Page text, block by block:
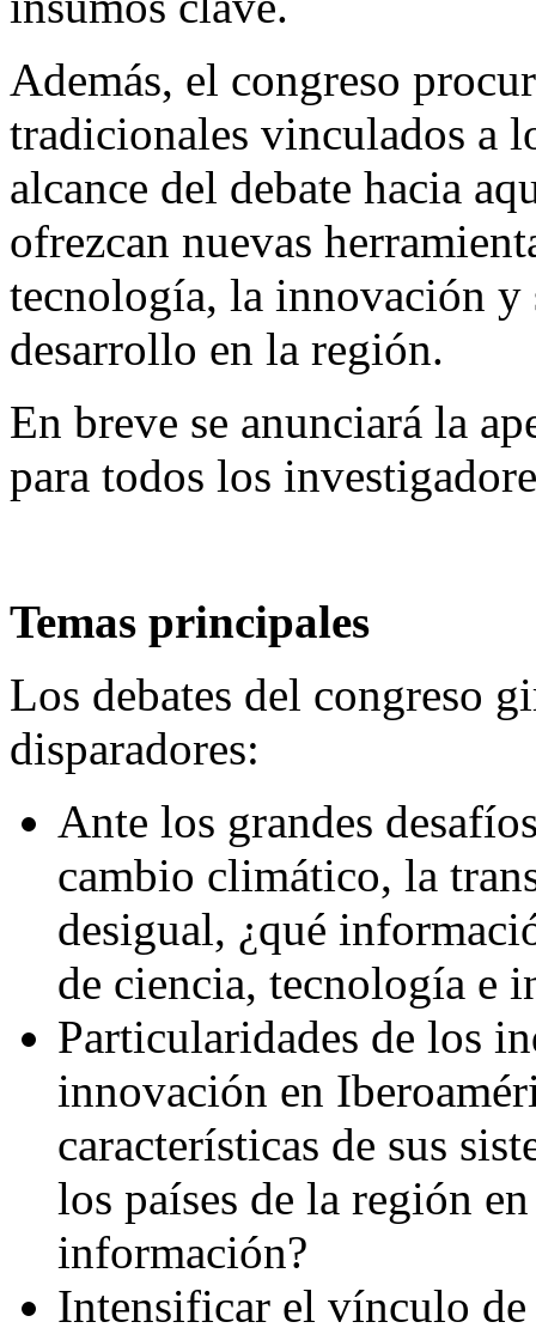
Además, el congreso
tradicionales vinculados a
alcance del debate hacia
ofrezcan nuevas
tecnología, la innovación y
desarrollo en la región.
En breve se anunciará la
para todos los
Temas principales
Los debates del congreso
disparadores:
Ante los grandes
cambio climático, la
desigual, ¿qué
de ciencia, tecnología e
Particularidades de los
innovación en
características de sus
los países de la región
información?
Intensificar el vínculo